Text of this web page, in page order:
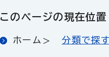
このページの現在位置
ホーム 分類で探す